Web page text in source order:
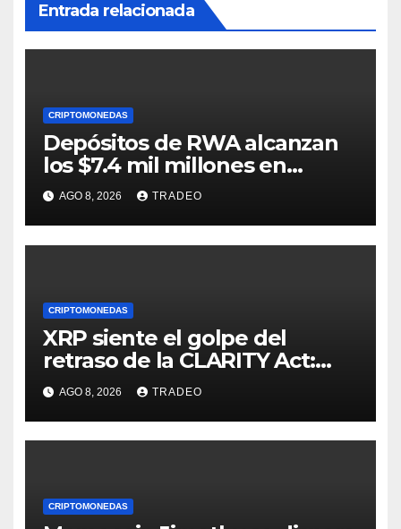
Entrada relacionada
CRIPTOMONEDAS
Depósitos de RWA alcanzan
los $7.4 mil millones en
medio de la caída de DeFi
AGO 8, 2026 TRADEO
CRIPTOMONEDAS
XRP siente el golpe del
retraso de la CLARITY Act:
¿Podrá mantenerse por
encima de $1?
AGO 8, 2026 TRADEO
CRIPTOMONEDAS